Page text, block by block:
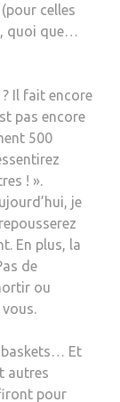
celles
quoi que…
Il fait encore
pas encore
500
! ».
je
En plus, la
de
ou
baskets… Et
autres
pour